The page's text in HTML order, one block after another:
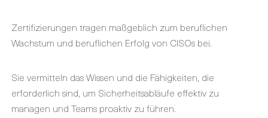
Zertifizierungen tragen maßgeblich zum beruflichen
Wachstum und beruflichen Erfolg von CISOs bei.
Sie vermitteln das Wissen und die Fähigkeiten, die
erforderlich sind, um Sicherheitsabläufe effektiv zu
managen und Teams proaktiv zu führen.